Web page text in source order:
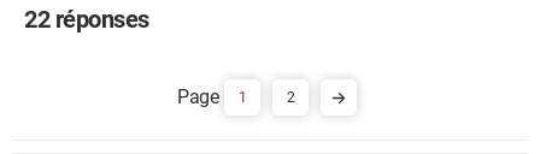
22 réponses
1 2